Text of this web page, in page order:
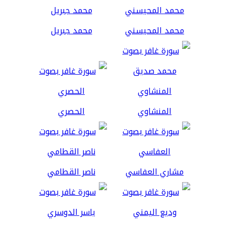
محمد المحيسني محمد جبريل
المنشاوي الحصري
مشاري العفاسي ناصر القطامي